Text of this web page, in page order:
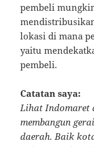
pembeli
lokasi di mana
yaitu
pembeli.
Catatan saya:
Lihat Indomaret
membangun
daerah. Baik